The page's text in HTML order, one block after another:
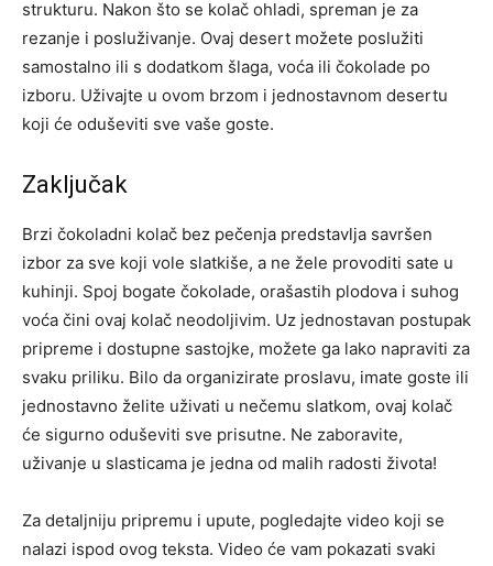
strukturu. Nakon što se kolač ohladi, spreman je za
rezanje i posluživanje. Ovaj desert možete poslužiti
samostalno ili s dodatkom šlaga, voća ili čokolade po
izboru. Uživajte u ovom brzom i jednostavnom desertu
koji će oduševiti sve vaše goste.
Zaključak
Brzi čokoladni kolač bez pečenja predstavlja savršen
izbor za sve koji vole slatkiše, a ne žele provoditi sate u
kuhinji. Spoj bogate čokolade, orašastih plodova i suhog
voća čini ovaj kolač neodoljivim. Uz jednostavan postupak
pripreme i dostupne sastojke, možete ga lako napraviti za
svaku priliku. Bilo da organizirate proslavu, imate goste ili
jednostavno želite uživati u nečemu slatkom, ovaj kolač
će sigurno oduševiti sve prisutne. Ne zaboravite,
uživanje u slasticama je jedna od malih radosti života!
Za detaljniju pripremu i upute, pogledajte video koji se
nalazi ispod ovog teksta. Video će vam pokazati svaki